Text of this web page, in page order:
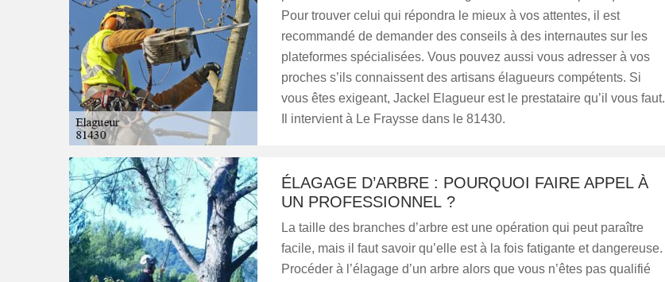
Pour trouver celui qui répondra le mieux à vos attentes, il est
recommandé de demander des conseils à des internautes sur les
plateformes spécialisées. Vous pouvez aussi vous adresser à vos
proches s’ils connaissent des artisans élagueurs compétents. Si
vous êtes exigeant, Jackel Elagueur est le prestataire qu’il vous faut.
Il intervient à Le Fraysse dans le 81430.
ÉLAGAGE D’ARBRE : POURQUOI FAIRE APPEL À
UN PROFESSIONNEL ?
La taille des branches d’arbre est une opération qui peut paraître
facile, mais il faut savoir qu’elle est à la fois fatigante et dangereuse.
Procéder à l’élagage d’un arbre alors que vous n’êtes pas qualifié